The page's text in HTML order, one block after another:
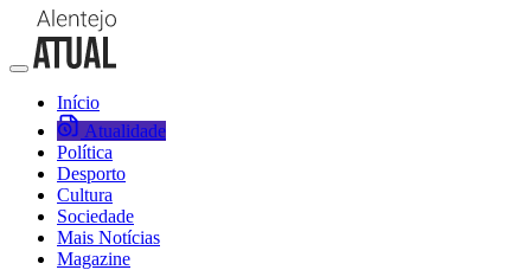
Início
Atualidade
Política
Desporto
Cultura
Sociedade
Mais Notícias
Magazine